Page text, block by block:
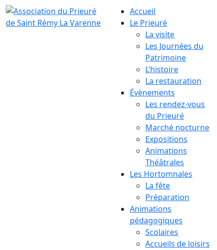
Accueil
Le Prieuré
La visite
Les Journées du
Patrimoine
L’histoire
La restauration
Évènements
Les rendez-vous
du Prieuré
Marché nocturne
Expositions
Animations
Théâtrales
Les Hortomnales
La fête
Préparation
Animations
pédagogiques
Scolaires
Accueils de loisirs